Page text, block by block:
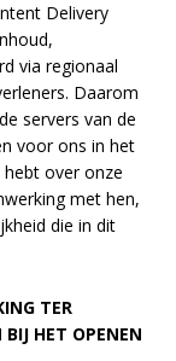
Delivery
via regionaal
Daarom
servers van de
voor ons in het
hebt over onze
met hen,
die in dit
TER
HET OPENEN